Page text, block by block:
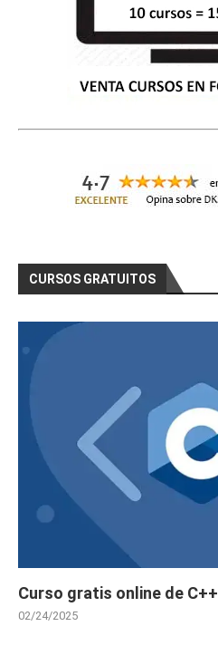
CURSOS GRATUITOS
Curso gratis online de C++
02/24/2025